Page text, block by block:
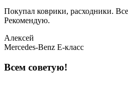
Покупал коврики, расходники.
Рекомендую.
Алексей
Mercedes-Benz E-класс
Всем советую!